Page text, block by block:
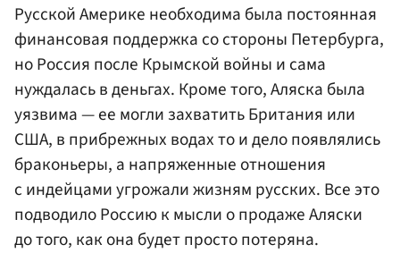
Русской Америке необходима была постоянная
финансовая поддержка со стороны Петербурга,
но Россия после Крымской войны и сама
нуждалась в деньгах. Кроме того, Аляска была
уязвима — ее могли захватить Британия или
США, в прибрежных водах то и дело появлялись
браконьеры, а напряженные отношения
с индейцами угрожали жизням русских. Все это
подводило Россию к мысли о продаже Аляски
до того, как она будет просто потеряна.